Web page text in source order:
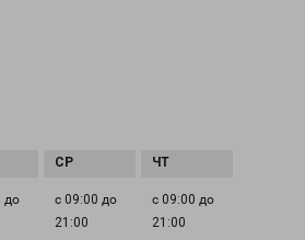
до
с 09:00 до
21:00
с 09:00 до
21:00